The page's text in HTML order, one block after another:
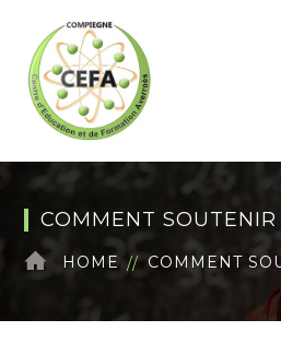
COMMENT SOUTENIR
HOME COMMENT